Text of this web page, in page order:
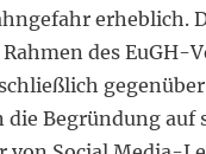
erheblich.
des EuGH-
die Begründung auf